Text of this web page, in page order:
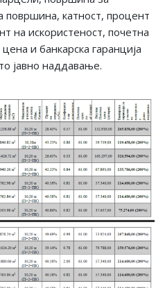
површина, катност, процент
на искористеност, почетна
и банкарска гаранција
јавно наддавање.